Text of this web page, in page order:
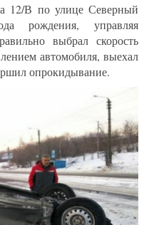
12/В по улице Северный
рождения, управляя
выбрал скорость
автомобиля, выехал
опрокидывание.